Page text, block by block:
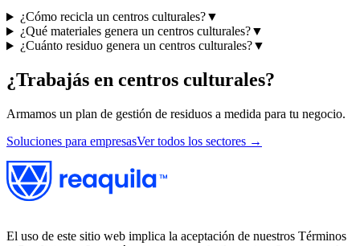
¿Cómo recicla un centros culturales?▼
¿Qué materiales genera un centros culturales?▼
¿Cuánto residuo genera un centros culturales?▼
¿Trabajás en centros culturales?
Armamos un plan de gestión de residuos a medida para tu negocio.
Soluciones para empresasVer todos los sectores →
El uso de este sitio web implica la aceptación de nuestros Términos